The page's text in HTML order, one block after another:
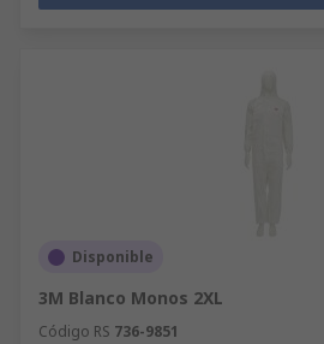
Disponible
3M Blanco Monos 2XL
Código RS 736-9851